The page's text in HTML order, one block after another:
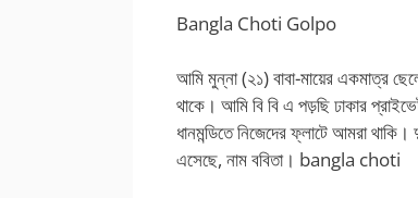
Bangla Choti Golpo
আমি মুন্না (২১) বাবা-মায়ের একমাত্র
থাকে। আমি বি বি এ পড়ছি ঢাকার
ধানমন্ডিতে নিজেদের ফ্লাটে আমরা
এসেছে, নাম ববিতা। bangla choti